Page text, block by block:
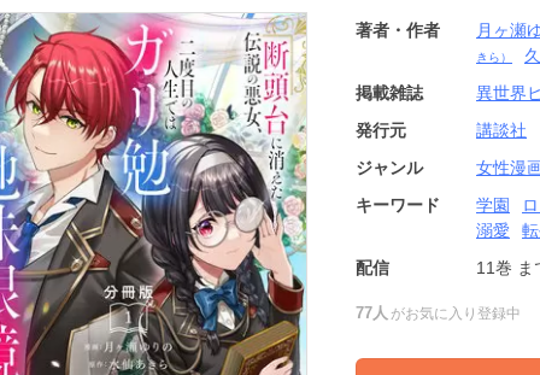
著者・作者 月ヶ瀬
きら）
掲載雑誌
異世界
発行元
講談社
ジャンル
女性漫
キーワード
学園
溺愛
配信
11巻 ま
77人 がお気に入り登録中